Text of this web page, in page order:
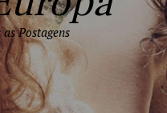
as Postagens